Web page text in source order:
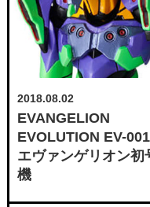
2018.08.02
EVANGELION
EVOLUTION EV-001
エヴァンゲリオン初
機